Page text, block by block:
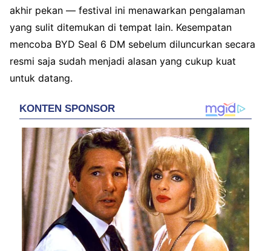
akhir pekan — festival ini menawarkan pengalaman
yang sulit ditemukan di tempat lain. Kesempatan
mencoba BYD Seal 6 DM sebelum diluncurkan secara
resmi saja sudah menjadi alasan yang cukup kuat
untuk datang.